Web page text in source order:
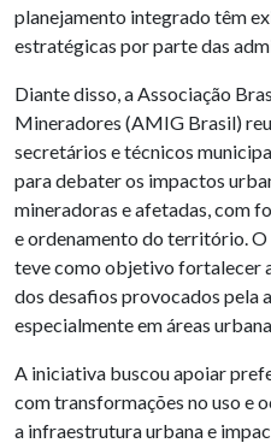
planejamento integrado têm
estratégicas por parte das
Diante disso, a Associação
Mineradores (AMIG Brasil)
secretários e técnicos
para debater os impactos
mineradoras e afetadas, com
e ordenamento do território.
teve como objetivo fortalecer
dos desafios provocados pela
especialmente em áreas
A iniciativa buscou apoiar
com transformações no uso e
a infraestrutura urbana e